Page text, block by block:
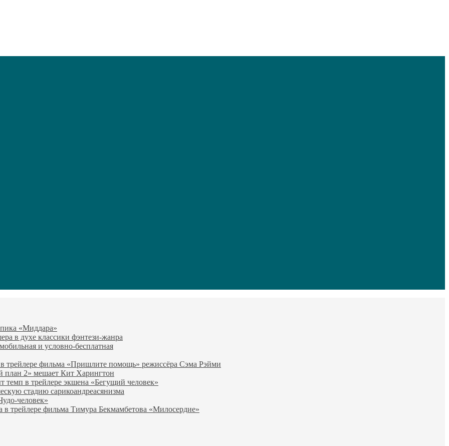
«Миддара»
в духе классики фэнтези-жанра
и условно-бесплатная
трейлере фильма «Пришлите помощь» режиссёра Сэма Рэйми
план 2» мешает Кит Харингтон
в трейлере экшена «Бегущий человек»
стадию сарикоандреасянизма
человек»
трейлере фильма Тимура Бекмамбетова «Милосердие»